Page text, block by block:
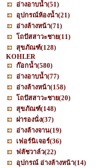
อ่างอาบน้ำ(51)
อุปกรณ์ห้องน้ำ(21)
อ่างล้างหน้า(71)
โถปัสสาวะชาย(11)
สุขภัณฑ์(128)
KOHLER
ก๊อกน้ำ(580)
อ่างอาบน้ำ(77)
อ่างล้างหน้า(158)
โถปัสสาวะชาย(20)
สุขภัณฑ์(148)
ฝารองนั่ง(37)
อ่างล้างจาน(19)
เฟอร์นิเจอร์(36)
ฟลัชวาล์ว(22)
อุปกรณ์ อ่างล้างหน้า(14)